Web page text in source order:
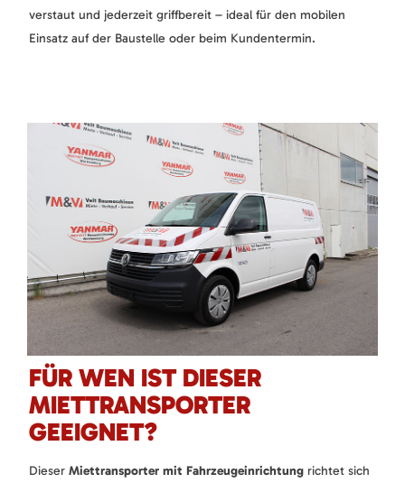
verstaut und jederzeit griffbereit – ideal für den mobilen
Einsatz auf der Baustelle oder beim Kundentermin.
FÜR WEN IST DIESER
MIETTRANSPORTER
GEEIGNET?
Dieser Miettransporter mit Fahrzeugeinrichtung richtet sich